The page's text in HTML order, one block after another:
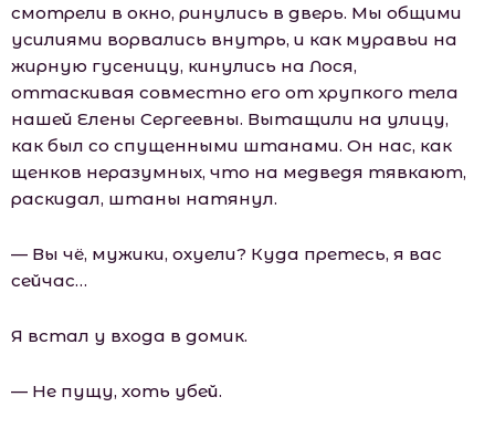
смотрели в окно, ринулись в дверь. Мы общими
усилиями ворвались внутрь, и как муравьи на
жирную гусеницу, кинулись на Лося,
оттаскивая совместно его от хрупкого тела
нашей Елены Сергеевны. Вытащили на улицу,
как был со спущенными штанами. Он нас, как
щенков неразумных, что на медведя тявкают,
раскидал, штаны натянул.
— Вы чё, мужики, охуели? Куда претесь, я вас
сейчас…
Я встал у входа в домик.
— Не пущу, хоть убей.